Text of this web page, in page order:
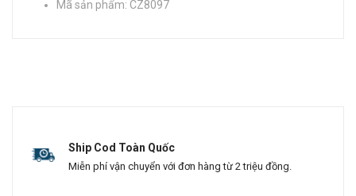
Mã sản phẩm: CZ8097
Ship Cod Toàn Quốc
Miễn phí vận chuyển với đơn hàng từ 2 triệu đồng.